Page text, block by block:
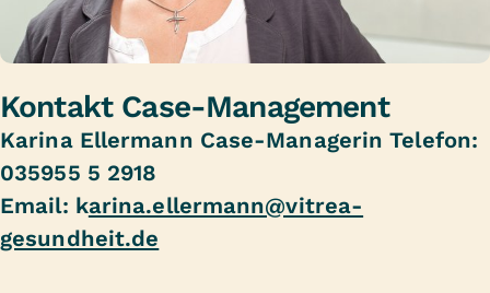
Kontakt Case-Management
Karina Ellermann Case-Managerin Telefon:
035955 5 2918
Email: karina.ellermann@vitrea-
gesundheit.de